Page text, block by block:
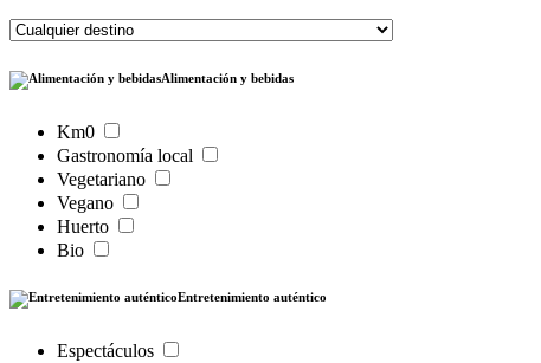
Alimentación y bebidas
Km0
Gastronomía local
Vegetariano
Vegano
Huerto
Bio
Entretenimiento auténtico
Espectáculos